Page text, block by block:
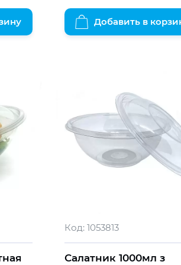
Добавить в
Код: 1053813
Салатник 1000мл з